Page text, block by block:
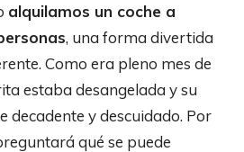
alquilamos un coche a
, una forma divertida
Como era pleno mes de
estaba desangelada y su
decadente y descuidado. Por
qué se puede